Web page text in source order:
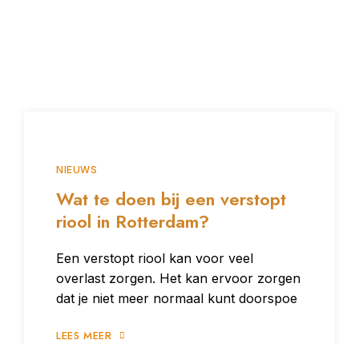
NIEUWS
Wat te doen bij een verstopt
riool in Rotterdam?
Een verstopt riool kan voor veel
overlast zorgen. Het kan ervoor zorgen
dat je niet meer normaal kunt doorspoe
LEES MEER